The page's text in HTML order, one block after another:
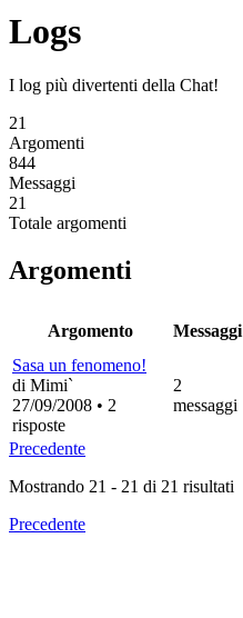
Logs
I log più divertenti della Chat!
21
Argomenti
844
Messaggi
21
Totale argomenti
Argomenti
Argomento Messaggi
Sasa un fenomeno!
di Mimi`
27/09/2008 • 2
risposte
2
messaggi
Precedente
Mostrando 21 - 21 di 21 risultati
Precedente